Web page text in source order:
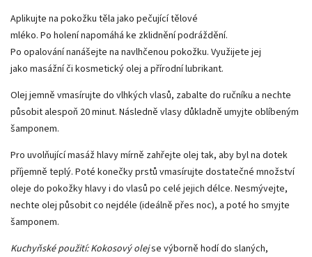
Aplikujte na pokožku těla jako pečující tělové
mléko. Po holení napomáhá ke zklidnění podráždění.
Po opalování nanášejte na navlhčenou pokožku. Využijete jej
jako masážní či kosmetický olej a přírodní lubrikant.
Olej jemně vmasírujte do vlhkých vlasů, zabalte do ručníku a nechte
působit alespoň 20 minut. Následně vlasy důkladně umyjte oblíbeným
šamponem.
Pro uvolňující masáž hlavy mírně zahřejte olej tak, aby byl na dotek
příjemně teplý. Poté konečky prstů vmasírujte dostatečné množství
oleje do pokožky hlavy i do vlasů po celé jejich délce. Nesmývejte,
nechte olej působit co nejdéle (ideálně přes noc), a poté ho smyjte
šamponem.
Kuchyňské použití: Kokosový olejse výborně hodí do slaných,